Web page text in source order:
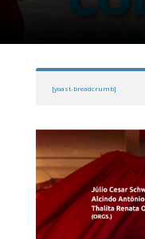
[yoast-breadcrumb]